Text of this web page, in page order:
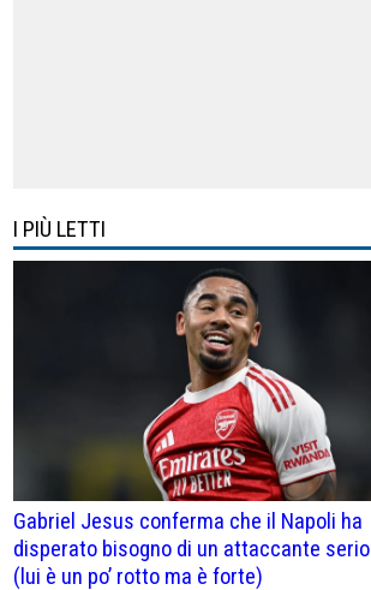
I PIÙ LETTI
Gabriel Jesus conferma che il Napoli ha
disperato bisogno di un attaccante serio
(lui è un po’ rotto ma è forte)